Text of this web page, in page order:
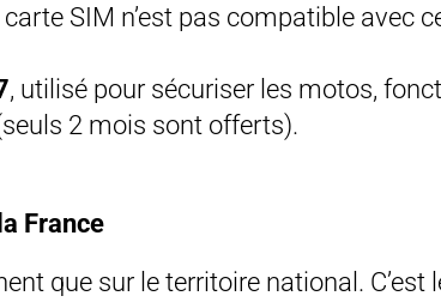
SIM n’est pas compatible avec
, utilisé pour sécuriser les motos,
2 mois sont offerts).
France
que sur le territoire national. C’est